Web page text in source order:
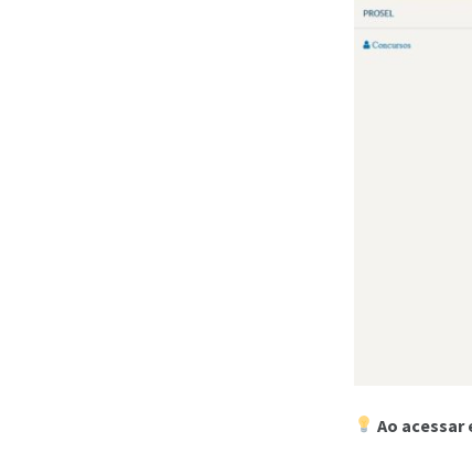
Ao acessar